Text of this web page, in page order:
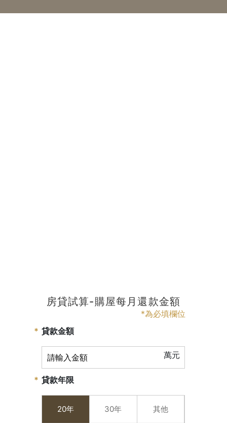
房貸試算-購屋每月還款金額
*為必填欄位
貸款金額
萬元
貸款年限
20年 30年 其他